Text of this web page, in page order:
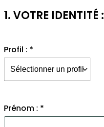
1. VOTRE IDENTITÉ :
Profil : *
Prénom : *